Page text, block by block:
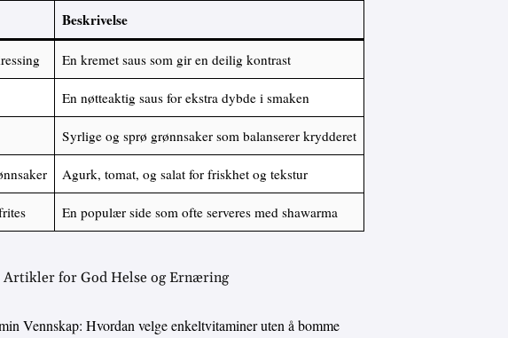
Beskrivelse
En kremet saus som gir en deilig kontrast
En nøtteaktig saus for ekstra dybde i smaken
Syrlige og sprø grønnsaker som balanserer krydderet
Agurk, tomat, og salat for friskhet og tekstur
En populær side som ofte serveres med shawarma
Artikler for God Helse og Ernæring
Vennskap: Hvordan velge enkeltvitaminer uten å bomme